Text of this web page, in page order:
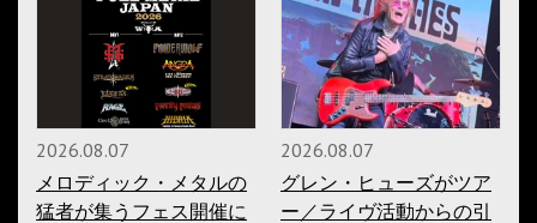
2026.08.07
メロディック・メタルの
猛者が集うフェス開催に
2026.08.07
グレン・ヒューズがツア
ー／ライヴ活動からの引